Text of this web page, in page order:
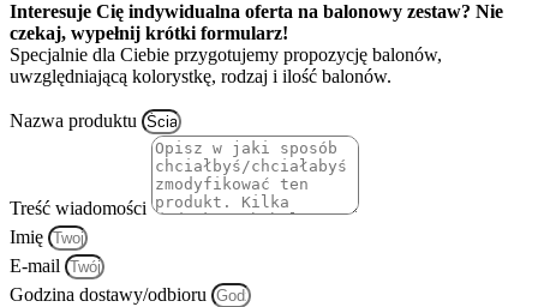
Interesuje Cię indywidualna oferta na balonowy zestaw? Nie
czekaj, wypełnij krótki formularz!
Specjalnie dla Ciebie przygotujemy propozycję balonów,
uwzględniającą kolorystkę, rodzaj i ilość balonów.
Nazwa produktu
Treść wiadomości
Imię
E-mail
Godzina dostawy/odbioru